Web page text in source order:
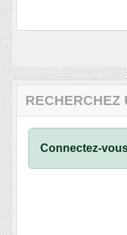
RECHERCHEZ
Connectez-